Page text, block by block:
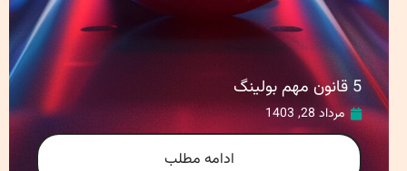
5 قانون مهم بولینگ
مرداد 28, 1403
ادامه مطلب